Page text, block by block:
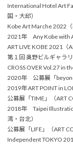
International Hotel Art
国・大邱）
Kobe Art Marche 2022
2021年 Any Kobe with
ART LIVE KOBE 2021（
第１回 奥野ビルギャラ
CROSS OVER Vol.27 in
2020年 公募展「
2019年 ART POINT in
公募展「TIME」（ART
2018年 Taipei
湾・台北）
公募展「LIFE」（ART
Independent TOKYO